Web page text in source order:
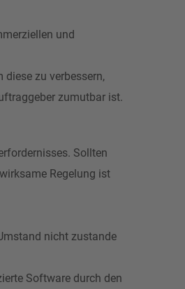
und
zu verbessern,
zumutbar ist.
Sollten
Regelung ist
nicht zustande
Software durch den